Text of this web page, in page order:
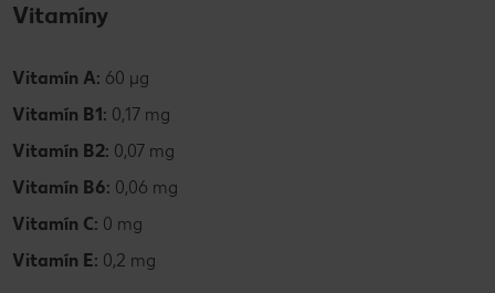
Vitamíny
Vitamín A: 60 µg
Vitamín B1: 0,17 mg
Vitamín B2: 0,07 mg
Vitamín B6: 0,06 mg
Vitamín C: 0 mg
Vitamín E: 0,2 mg